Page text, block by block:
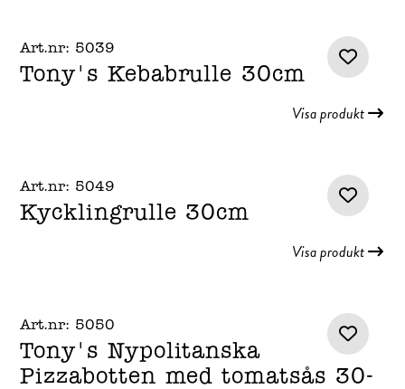
Art.nr: 5039
Tony's Kebabrulle 30cm
Visa produkt
Art.nr: 5049
Kycklingrulle 30cm
Visa produkt
Art.nr: 5050
Tony's Nypolitanska
Pizzabotten med tomatsås 30-